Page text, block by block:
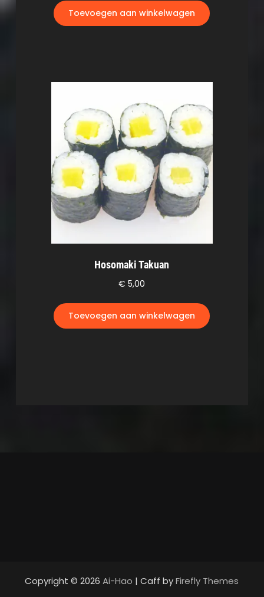
Toevoegen aan winkelwagen
Hosomaki Takuan
€ 5,00
Toevoegen aan winkelwagen
Copyright © 2026Ai-Hao | Caff byFirefly Themes